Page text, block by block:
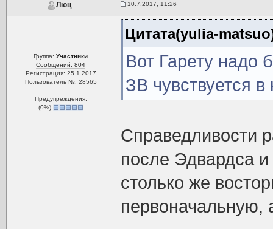
Люц 10.7.2017, 11:26
Группа:Участники
Сообщений: 804
Регистрация: 25.1.2017
Пользователь №: 28565
Предупреждения:
(0%)
Цитата(yulia-
Вот Гарету надо
ЗВ чувствуется
Справедливости
после Эдвардса и
столько же
первоначальную,